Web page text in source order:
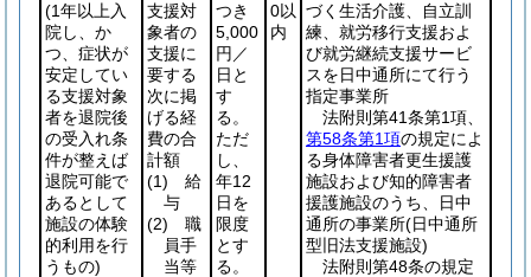
(1年以上入
院し、か
つ、症状が
安定してい
る支援対象
者を退院後
の受入れ条
件が整えば
退院可能で
あるとして
施設の体験
的利用を行
うもの)
支援対
象者の
支援に
要する
次に掲
げる経
費の合
計額
(1) 給
与
(2) 職
員手
当等
つき
5,000
円／
日と
す
る。
ただ
し、
年12
日を
限度
とす
る。
0以
内
づく生活介護、自立訓
練、就労移行支援およ
び就労継続支援サービ
スを日中通所にて行う
指定事業所
法附則第41条第1項、
第58条第1項の規定によ
る身体障害者更生援護
施設および知的障害者
援護施設のうち、日中
通所の事業所(日中通所
型旧法支援施設)
法附則第48条の規定